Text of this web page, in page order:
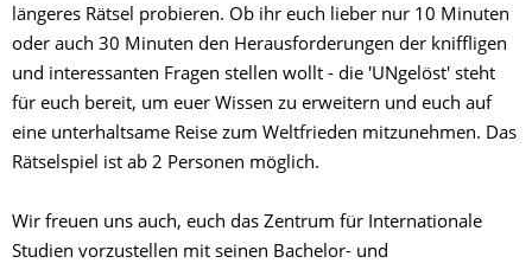
längeres Rätsel probieren. Ob ihr euch lieber nur 10 Minuten
oder auch 30 Minuten den Herausforderungen der kniffligen
und interessanten Fragen stellen wollt - die 'UNgelöst' steht
für euch bereit, um euer Wissen zu erweitern und euch auf
eine unterhaltsame Reise zum Weltfrieden mitzunehmen. Das
Rätselspiel ist ab 2 Personen möglich.
Wir freuen uns auch, euch das Zentrum für Internationale
Studien vorzustellen mit seinen Bachelor- und